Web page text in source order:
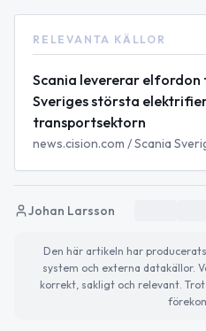
RELEVANTA KÄLLOR
Scania levererar elfordon
Sveriges största
transportsektorn
news.cision.com / Scania
Johan Larsson
Den här artikeln har
system och externa datakällor.
korrekt, sakligt och relevant.